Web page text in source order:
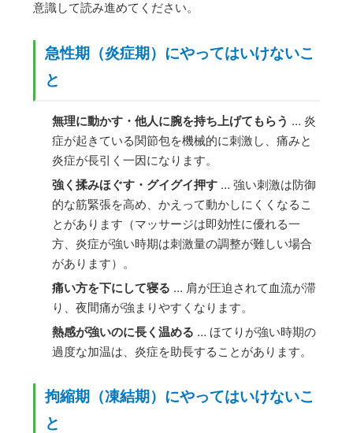
意識して読み進めてください。
急性期（炎症期）にやってはいけないこ
と
無理に動かす・他人に腕を持ち上げてもらう … 炎
症が起きている関節包を機械的に刺激し、痛みと
炎症が長引く一因になります。
強く揉みほぐす・グイグイ押す … 強い刺激は防御
的な筋緊張を高め、かえって動かしにくくなるこ
とがあります（マッサージは即効性に優れる一
方、炎症が強い時期は刺激量の調整が難しい場合
があります）。
痛い方を下にして寝る … 肩が圧迫されて血流が滞
り、夜間痛が強まりやすくなります。
熱感が強いのに長く温める … ほてりが強い時期の
過度な加温は、炎症を助長することがあります。
拘縮期（凍結期）にやってはいけないこ
と